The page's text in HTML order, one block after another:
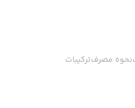
نحوه مصرفترکیبات